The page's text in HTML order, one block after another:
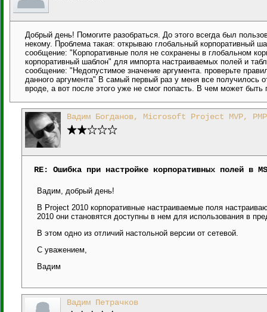
Добрый день! Помогите разобраться. До этого всегда был
некому. Проблема такая: открываю глобальный корпоративный
сообщение: "Корпоративные поля не сохранены в глобальном
корпоративный шаблон" для импорта настраиваемых полей и
сообщение: "Недопустимое значение аргумента. проверьте
данного аргумента" В самый первый раз у меня все получилось
вроде, а вот после этого уже не смог попасть. В чем может быть
Вадим Богданов, Microsoft Project MVP,
RE: Ошибка при настройке корпоративных полей в
Вадим, добрый день!
В Project 2010 корпоративные настраиваемые поля
2010 они становятся доступны в нем для использования в
В этом одно из отличий настольной версии от сетевой.
С уважением,
Вадим
Вадим Петрачков